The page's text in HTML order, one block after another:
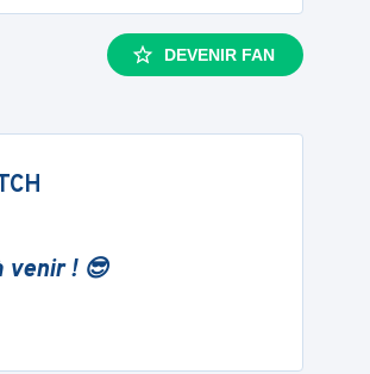
DEVENIR FAN
venir ! 😎